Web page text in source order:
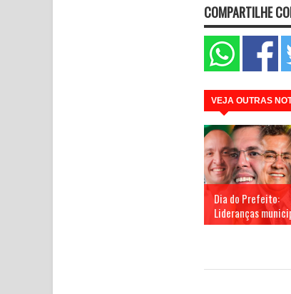
COMPARTILHE
VEJA OUTRAS
Dia do Prefeito:
Lideranças